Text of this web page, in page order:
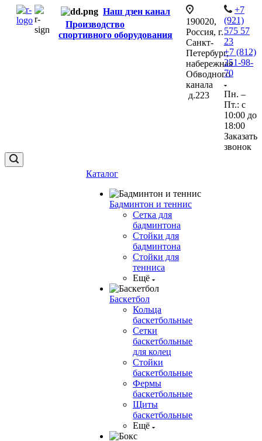
Наш дзен канал
Производство
спортивного оборудования
190020,
Россия, г.
Санкт-
Петербург,
набережная
Обводного
канала
д.223
+7
(921)
575 57
23
+7 (812)
251-98-
70
Пн. –
Пт.: с
10:00 до
18:00
Заказать
звонок
Каталог
Бадминтон и теннис
Сетка для
бадминтона
Стойки для
бадминтона
Стойки для
тенниса
Ещё
Баскетбол
Кольца
баскетбольные
Сетки
баскетбольные
для колец
Стойки
баскетбольные
Фермы
баскетбольные
Щиты
баскетбольные
Ещё